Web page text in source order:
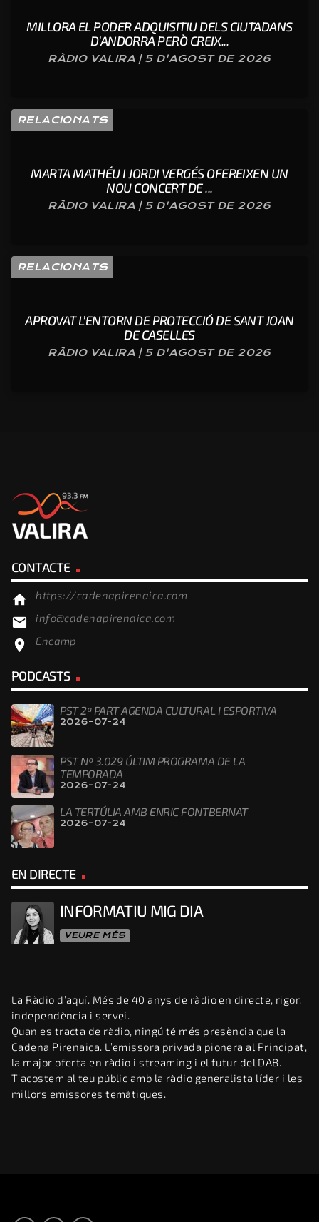
MILLORA EL PODER ADQUISITIU DELS CIUTADANS
D’ANDORRA PERÒ CREIX...
RÀDIO VALIRA | 5 D'AGOST DE 2026
RELACIONATS
MARTA MATHÉU I JORDI VERGÉS OFEREIXEN UN
NOU CONCERT DE ...
RÀDIO VALIRA | 5 D'AGOST DE 2026
RELACIONATS
APROVAT L’ENTORN DE PROTECCIÓ DE SANT JOAN
DE CASELLES
RÀDIO VALIRA | 5 D'AGOST DE 2026
CONTACTE
home https://cadenapirenaica.com
email info@cadenapirenaica.com
location_on Encamp
PODCASTS
PST 2ª PART AGENDA CULTURAL I ESPORTIVA
2026-07-24
PST Nº 3.029 ÚLTIM PROGRAMA DE LA
TEMPORADA
2026-07-24
LA TERTÚLIA AMB ENRIC FONTBERNAT
2026-07-24
EN DIRECTE
INFORMATIU MIG DIA
VEURE MÉS
La Ràdio d’aquí. Més de 40 anys de ràdio en directe, rigor,
independència i servei.
Quan es tracta de ràdio, ningú té més presència que la
Cadena Pirenaica. L’emissora privada pionera al Principat,
la major oferta en ràdio i streaming i el futur del DAB.
T’acostem al teu públic amb la ràdio generalista líder i les
millors emissores temàtiques.